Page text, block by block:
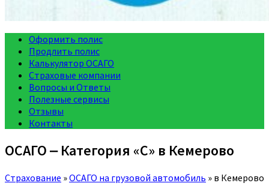
Оформить полис
Продлить полис
Калькулятор ОСАГО
Страховые компании
Вопросы и Ответы
Полезные сервисы
Отзывы
Контакты
ОСАГО ‒ Категория «C» в Кемерово
Страхование »ОСАГО на грузовой автомобиль » в Кемерово